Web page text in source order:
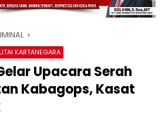
KARTANEGARA
Upacara Serah
Kabagops, Kasat